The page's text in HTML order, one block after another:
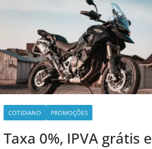
COTIDIANO PROMOÇÕES
Taxa 0%, IPVA grátis e